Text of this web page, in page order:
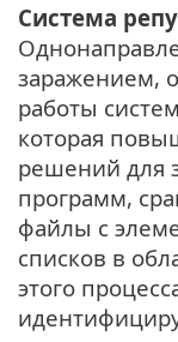
Система
заражением,
работы
которая
решений для
программ,
файлы с
списков в
этого